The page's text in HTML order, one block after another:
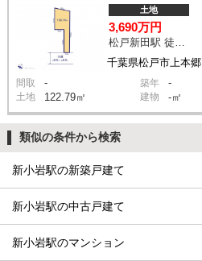
千葉県松戸市上本郷
土地
3,690万円
間取 - 築年 -
土地 122.79㎡ 建物 -㎡
類似の条件から検索
新小岩駅の新築戸建て
新小岩駅の中古戸建て
新小岩駅のマンション